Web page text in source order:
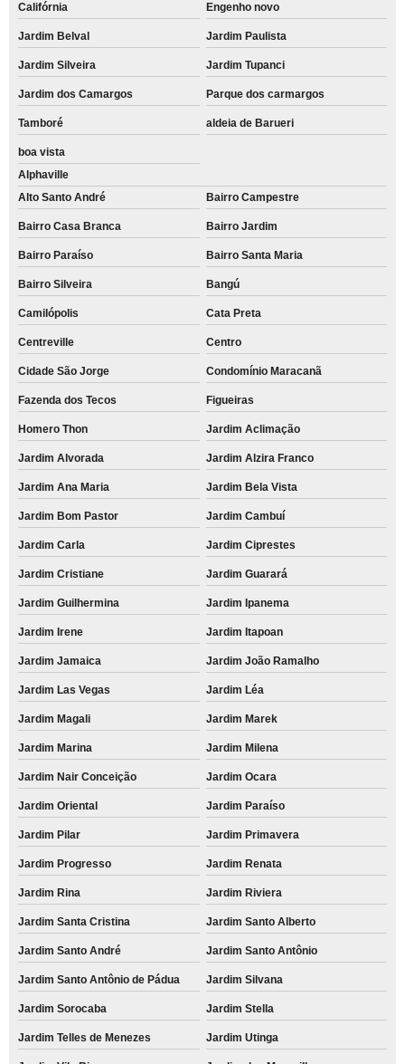
Califórnia Engenho novo
Jardim Belval Jardim Paulista
Jardim Silveira Jardim Tupanci
Jardim dos Camargos Parque dos carmargos
Tamboré aldeia de Barueri
boa vista
Alphaville
Alto Santo André
Bairro Campestre
Bairro Casa Branca Bairro Jardim
Bairro Paraíso Bairro Santa Maria
Bairro Silveira Bangú
Camilópolis Cata Preta
Centreville Centro
Cidade São Jorge Condomínio Maracanã
Fazenda dos Tecos Figueiras
Homero Thon Jardim Aclimação
Jardim Alvorada Jardim Alzira Franco
Jardim Ana Maria Jardim Bela Vista
Jardim Bom Pastor Jardim Cambuí
Jardim Carla Jardim Ciprestes
Jardim Cristiane Jardim Guarará
Jardim Guilhermina Jardim Ipanema
Jardim Irene Jardim Itapoan
Jardim Jamaica Jardim João Ramalho
Jardim Las Vegas Jardim Léa
Jardim Magali Jardim Marek
Jardim Marina Jardim Milena
Jardim Nair Conceição Jardim Ocara
Jardim Oriental Jardim Paraíso
Jardim Pilar Jardim Primavera
Jardim Progresso Jardim Renata
Jardim Rina Jardim Riviera
Jardim Santa Cristina Jardim Santo Alberto
Jardim Santo André Jardim Santo Antônio
Jardim Santo Antônio de Pádua Jardim Silvana
Jardim Sorocaba Jardim Stella
Jardim Telles de Menezes Jardim Utinga